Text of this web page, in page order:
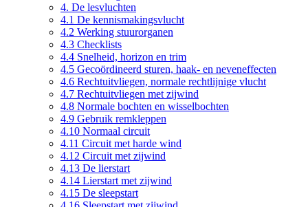
4. De lesvluchten
4.1 De kennismakingsvlucht
4.2 Werking stuurorganen
4.3 Checklists
4.4 Snelheid, horizon en trim
4.5 Gecoördineerd sturen, haak- en neveneffecten
4.6 Rechtuitvliegen, normale rechtlijnige vlucht
4.7 Rechtuitvliegen met zijwind
4.8 Normale bochten en wisselbochten
4.9 Gebruik remkleppen
4.10 Normaal circuit
4.11 Circuit met harde wind
4.12 Circuit met zijwind
4.13 De lierstart
4.14 Lierstart met zijwind
4.15 De sleepstart